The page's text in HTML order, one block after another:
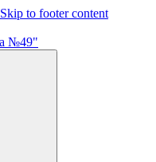
Skip to footer content
№49"